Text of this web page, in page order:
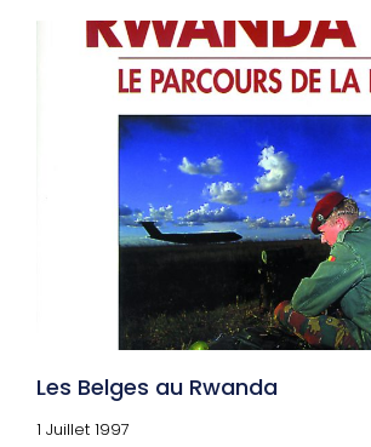
Les Belges au Rwanda
1 Juillet 1997